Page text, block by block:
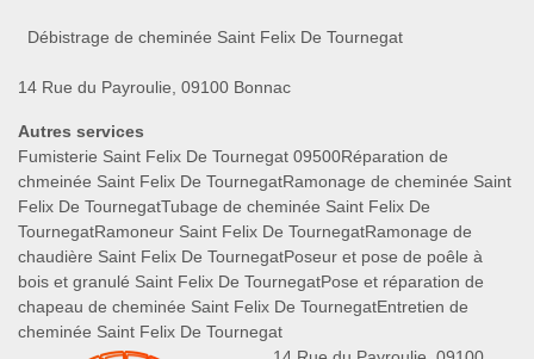
Débistrage de cheminée Saint Felix De Tournegat
14 Rue du Payroulie, 09100 Bonnac
Autres services
Fumisterie Saint Felix De Tournegat 09500Réparation de
chmeinée Saint Felix De TournegatRamonage de cheminée Saint
Felix De TournegatTubage de cheminée Saint Felix De
TournegatRamoneur Saint Felix De TournegatRamonage de
chaudière Saint Felix De TournegatPoseur et pose de poêle à
bois et granulé Saint Felix De TournegatPose et réparation de
chapeau de cheminée Saint Felix De TournegatEntretien de
cheminée Saint Felix De Tournegat